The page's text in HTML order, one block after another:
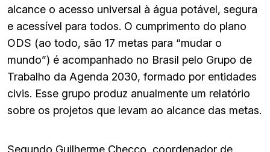
alcance o acesso universal à água potável, segura
e acessível para todos. O cumprimento do plano
ODS (ao todo, são 17 metas para “mudar o
mundo”) é acompanhado no Brasil pelo Grupo de
Trabalho da Agenda 2030, formado por entidades
civis. Esse grupo produz anualmente um relatório
sobre os projetos que levam ao alcance das metas.